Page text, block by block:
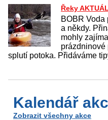
Řeky
BOBR Voda
a někdy.
mohly
prázdninové
splutí potoka. Přidáváme
Kalendář
Zobrazit všechny akce